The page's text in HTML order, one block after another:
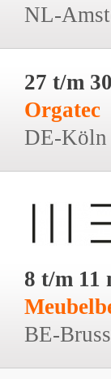
NL-
27 t/m
Orgatec
DE-Köln
8 t/m 11
BE-